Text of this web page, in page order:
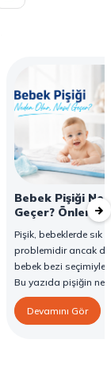
Bebek Pişiği
Geçer? Önleme
Pişik, bebeklerde sık
problemidir ancak
bebek bezi seçimiyle
Bu yazıda pişiğin
yöntemlerini ve
karşı destekleyici
Devamını Gör